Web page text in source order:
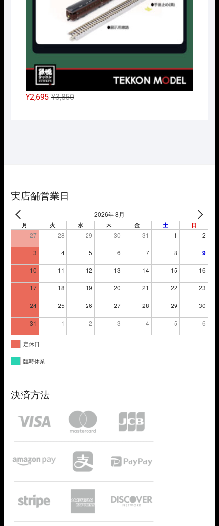
た。
す。
¥3,850元
¥2,695
現
実店舗営業日
2026年 8月
月 火 水 木 金 土 日
27 28 29 30 31 1 2
3 4 5 6 7 8 9
10 11 12 13 14 15 16
17 18 19 20 21 22 23
24 25 26 27 28 29 30
31 1 2 3 4 5 6
定休日
臨時休業
決済方法